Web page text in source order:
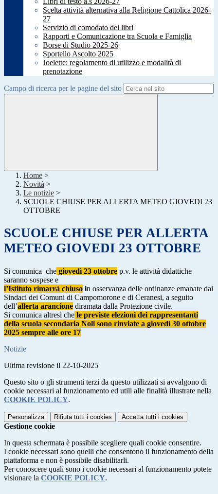
Scelta attività alternativa alla Religione Cattolica 2026-
27
Servizio di comodato dei libri
Rapporti e Comunicazione tra Scuola e Famiglia
Borse di Studio 2025-26
Sportello Ascolto 2025
Joelette: regolamento di utilizzo e modalità di
prenotazione
Campo di ricerca per le pagine del sito
Home >
Novità >
Le notizie >
SCUOLE CHIUSE PER ALLERTA METEO GIOVEDI 23
OTTOBRE
SCUOLE CHIUSE PER ALLERTA
METEO GIOVEDI 23 OTTOBRE
Si comunica che giovedì 23 ottobre p.v. le attività didattiche
saranno sospese e
l’Istituto rimarrà chiuso in osservanza delle ordinanze emanate dai
Sindaci dei Comuni di Campomorone e di Ceranesi, a seguito
dell’allerta arancione diramata dalla Protezione civile.
Si comunica altresì che le previste elezioni dei rappresentanti
della scuola secondaria Noli sono rinviate a giovedì 30 ottobre
2025 sempre alle ore 17
Notizie
Ultima revisione il 22-10-2025
Questo sito o gli strumenti terzi da questo utilizzati si avvalgono di
cookie necessari al funzionamento ed utili alle finalità illustrate nella
COOKIE POLICY.
Personalizza Rifiuta tutti i cookies Accetta tutti i cookies
Gestione cookie
In questa schermata è possibile scegliere quali cookie consentire.
I cookie necessari sono quelli che consentono il funzionamento della
piattaforma e non è possibile disabilitarli.
Per conoscere quali sono i cookie necessari al funzionamento potete
visionare la COOKIE POLICY.